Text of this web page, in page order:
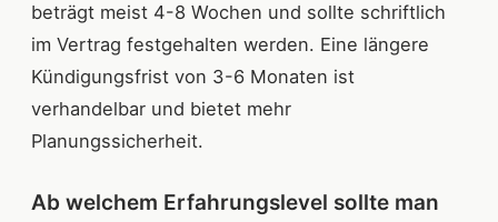
beträgt meist 4-8 Wochen und sollte schriftlich
im Vertrag festgehalten werden. Eine längere
Kündigungsfrist von 3-6 Monaten ist
verhandelbar und bietet mehr
Planungssicherheit.
Ab welchem Erfahrungslevel sollte man